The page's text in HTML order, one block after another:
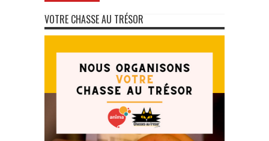
VOTRE CHASSE AU TRÉSOR